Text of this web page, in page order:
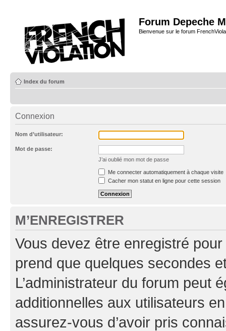
Forum Depeche
Bienvenue sur le forum
Index du forum
Connexion
Nom d’utilisateur:
Mot de passe:
J’ai oublié mon mot de passe
Me connecter automatiquement à chaque visite
Cacher mon statut en ligne pour cette session
M’ENREGISTRER
Vous devez être enregistré
prend que quelques secondes
L’administrateur du forum peut
additionnelles aux utilisateurs
assurez-vous d’avoir pris